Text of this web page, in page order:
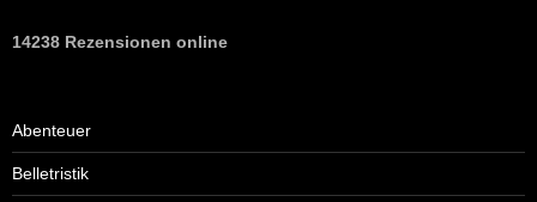
14238 Rezensionen online
Abenteuer
Belletristik